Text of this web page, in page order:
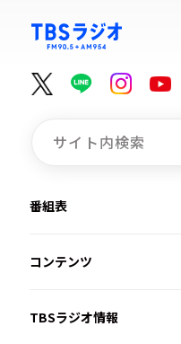
番組表
コンテンツ
TBSラジオ情報